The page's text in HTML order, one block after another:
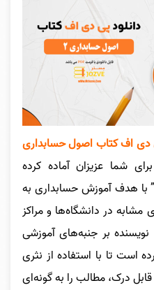
دی اف کتاب اصول حسابداری
شما عزیزان آماده کرده
است.کتاب “اصول حسابداری ۲” با هدف آموزش حسابداری به
در دانشگاه‌ها و مراکز
بر جنبه‌های آموزشی
است تا با استفاده از نثری
درک، مطالب را به گونه‌ای